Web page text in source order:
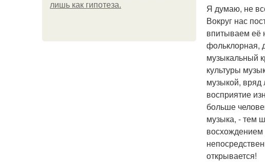
лишь как гипотеза.
Я думаю, не
Вокруг нас
впитываем её
фольклорная,
музыкальный
культуры
музыкой, вряд
восприятие
больше
музыка, - тем
восхождением
открывается!